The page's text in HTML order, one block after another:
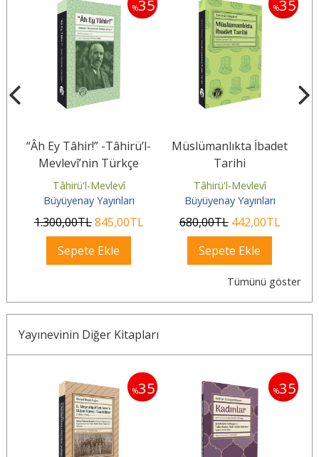
%35
“Âh Ey Tâhir!” -Tâhirü’l-
Mevlevî’nin Türkçe
Şiirleri-
Tâhirü'l-Mevlevî
Büyüyenay Yayınları
1.300,00TL845,00TL
Sepete Ekle
%35
Müslümanlıkta İbadet
Tarihi
Tâhirü'l-Mevlevî
Büyüyenay Yayınları
680,00TL 442,00TL
Sepete Ekle
Tümünü göster
Yayınevinin Diğer Kitapları
%35 %35